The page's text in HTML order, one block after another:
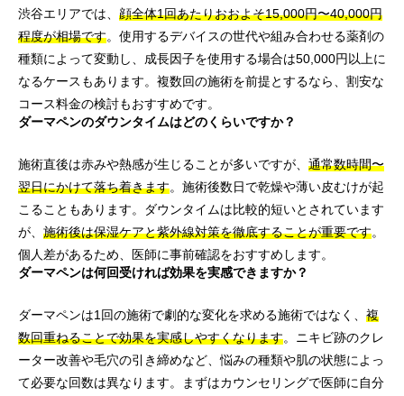
渋谷エリアでは、 顔全体1回あたりおおよそ15,000円〜40,000円
程度が相場です。使用するデバイスの世代や組み合わせる薬剤の
種類によって変動し、成長因子を使用する場合は50,000円以上に
なるケースもあります。複数回の施術を前提とするなら、割安な
コース料金の検討もおすすめです。
ダーマペンのダウンタイムはどのくらいですか？
施術直後は赤みや熱感が生じることが多いですが、 通常数時間〜
翌日にかけて落ち着きます。施術後数日で乾燥や薄い皮むけが起
こることもあります。ダウンタイムは比較的短いとされています
が、 施術後は保湿ケアと紫外線対策を徹底することが重要です。
個人差があるため、医師に事前確認をおすすめします。
ダーマペンは何回受ければ効果を実感できますか？
ダーマペンは1回の施術で劇的な変化を求める施術ではなく、 複
数回重ねることで効果を実感しやすくなります。ニキビ跡のクレ
ーター改善や毛穴の引き締めなど、悩みの種類や肌の状態によっ
て必要な回数は異なります。まずはカウンセリングで医師に自分